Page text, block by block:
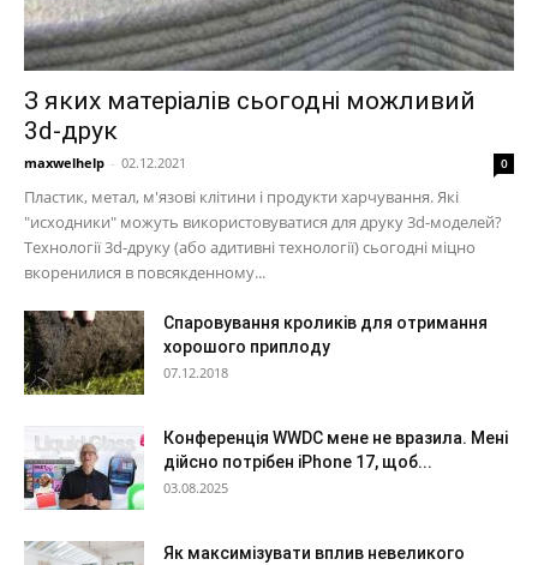
З яких матеріалів сьогодні можливий
3d-друк
maxwelhelp - 02.12.2021 0
Пластик, метал, м'язові клітини і продукти харчування. Які
"исходники" можуть використовуватися для друку 3d-моделей?
Технології 3d-друку (або адитивні технології) сьогодні міцно
вкоренилися в повсякденному...
Спаровування кроликів для отримання
хорошого приплоду
07.12.2018
Конференція WWDC мене не вразила. Мені
дійсно потрібен iPhone 17, щоб...
03.08.2025
Як максимізувати вплив невеликого